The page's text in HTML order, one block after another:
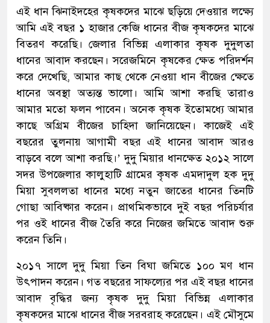
এই ধান ঝিনাইদহের কৃষকদের মাঝে ছড়িয়ে দেওয়ার লক্ষ্যে
আমি এই বছর ১ হাজার কেজি ধানের বীজ কৃষকদের মাঝে
বিতরণ করেছি। জেলার বিভিন্ন এলাকার কৃষক দুদুলতা
ধানের আবাদ করছেন। সরেজমিনে কৃষকের ক্ষেত পরিদর্শন
করে দেখেছি, আমার কাছ থেকে নেওয়া ধান বীজের ক্ষেতে
ধানের অবস্থা অত্যন্ত ভালো। আমি আশা করছি তারাও
আমার মতো ফলন পাবেন। অনেক কৃষক ইতোমধ্যে আমার
কাছে অগ্রিম বীজের চাহিদা জানিয়েছেন। কাজেই এই
বছরের তুলনায় আগামী বছর এই ধানের আবাদ আরও
বাড়বে বলে আশা করছি।’ দুদু মিয়ার ধানক্ষেত ২০১২ সালে
সদর উপজেলার কালুহাটি গ্রামের কৃষক এমদাদুল হক দুদু
মিয়া সুবললতা ধানের মধ্যে নতুন জাতের ধানের তিনটি
গোছা আবিষ্কার করেন। প্রাথমিকভাবে দুই বছর পরিচর্যার
পর ওই ধানের বীজ তৈরি করে নিজের জমিতে আবাদ শুরু
করেন তিনি।
২০১৭ সালে দুদু মিয়া তিন বিঘা জমিতে ১০০ মণ ধান
উৎপাদন করেন। গত বছরের সাফল্যের পর এই বছর ধানের
আবাদ বৃদ্ধির জন্য কৃষক দুদু মিয়া বিভিন্ন এলাকার
কৃষকদের মাঝে ধানের বীজ সরবরাহ করেছেন। এই মৌসুমে